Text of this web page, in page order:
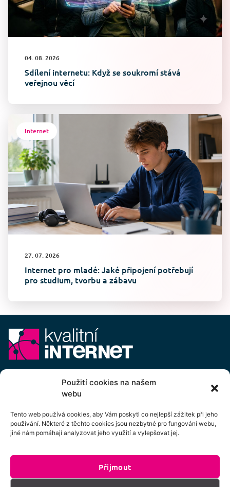
Použití cookies na našem
webu
Tento web používá cookies, aby Vám poskytl co nejlepší zážitek při jeho
používání. Některé z těchto cookies jsou nezbytné pro fungování webu,
jiné nám pomáhají analyzovat jeho využití a vylepšovat jej.
Přijmout
04. 08. 2026
Sdílení internetu: Když se soukromí stává
veřejnou věcí
Internet
27. 07. 2026
Internet pro mladé: Jaké připojení potřebují
pro studium, tvorbu a zábavu
info@kvalitni-internet.cz
pobočného spolku Kvalitní internet ICTP, z.s.
Cenový výměr pobočného spolku Kvalitní internet ICTP, z.s.
Přihlášení k odběru newsletteru
Kliknutím na tlačítko souhlasíte se zpracováním